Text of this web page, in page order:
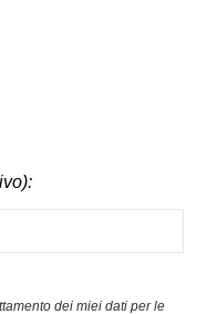
dei miei dati per le